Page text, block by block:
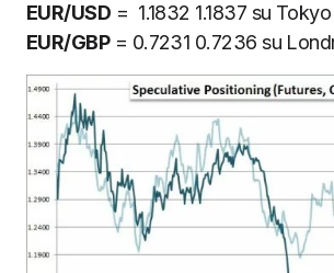
EUR/USD = 1.1832 1.1837 su Tokyo
EUR/GBP= 0.7231 0.7236 su